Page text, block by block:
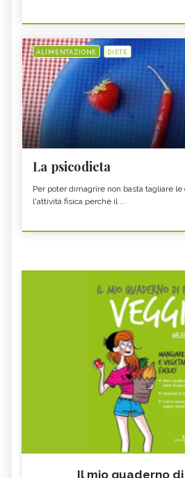
ALIMENTAZIONE DIETE
La psicodieta
Per poter dimagrire non basta tagliare
l'attività fisica perchè il ...
Il mio quaderno